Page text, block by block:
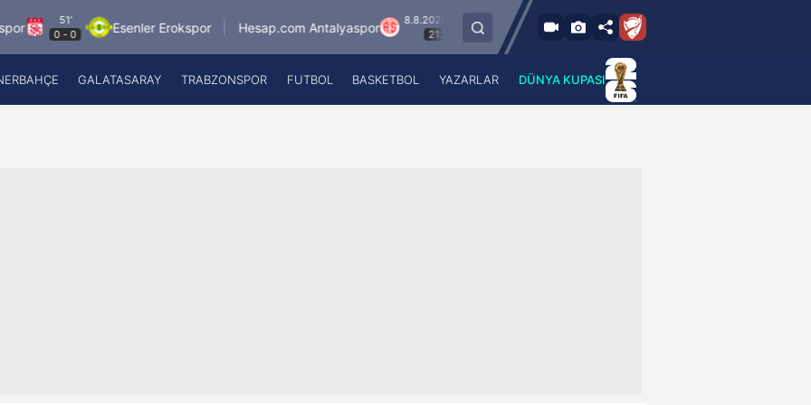
51'
0- 0 Esenler Erokspor Hesap.com Antalyaspor
8.8.2026 - Cum
21:30
Keçiörengücü Alagöz Holding Iğdır FK
A Haber Radyo
GALATASARAY TRABZONSPOR FUTBOL BASKETBOL YAZARLAR DÜNYA KUPASI